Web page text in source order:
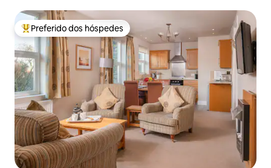
Entre os melhores preferidos dos hóspedes
Preferido dos hóspedes